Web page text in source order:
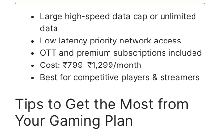
Large high-speed data cap or unlimited
data
Low latency priority network access
OTT and premium subscriptions included
Cost: ₹799–₹1,299/month
Best for competitive players & streamers
Tips to Get the Most from
Your Gaming Plan